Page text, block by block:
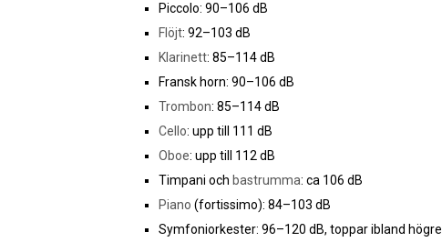
Piccolo: 90–106 dB
Flöjt: 92–103 dB
Klarinett: 85–114 dB
Fransk horn: 90–106 dB
Trombon: 85–114 dB
Cello: upp till 111 dB
Oboe: upp till 112 dB
Timpani och bastrumma: ca 106 dB
Piano (fortissimo): 84–103 dB
Symfoniorkester: 96–120 dB, toppar ibland högre